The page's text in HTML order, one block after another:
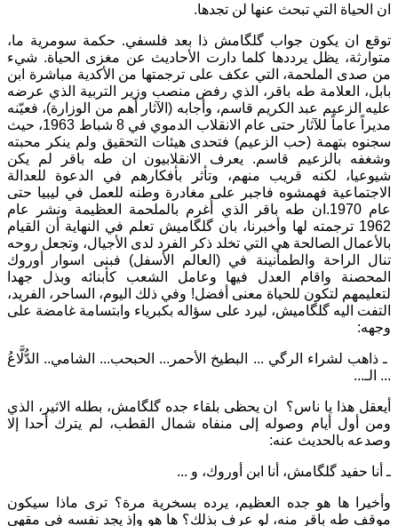
ان الحياة التي تبحث عنها لن تجدها.
توقع ان يكون جواب گلگامش ذا بعد فلسفي. حكمة سومرية ما،
متوارثة، يظل يرددها كلما دارت الأحاديث عن مغزى الحياة. شيء
من صدى الملحمة، التي عكف على ترجمتها من الأكدية مباشرة ابن
بابل، العلامة طه باقر، الذي رفض منصب وزير التربية الذي عرضه
عليه الزعيم عبد الكريم قاسم، وأجابه (الآثار أهم من الوزارة)، فعيّنه
مديراً عاماً للآثار حتى عام الانقلاب الدموي في 8 شباط 1963، حيث
سجنوه بتهمة (حب الزعيم) فتحدى هيئات التحقيق ولم ينكر محبته
وشغفه بالزعيم قاسم. يعرف الانقلابيون ان طه باقر لم يكن
شيوعيا، لكنه قريب منهم، وتأثر بأفكارهم في الدعوة للعدالة
الاجتماعية فهمشوه فاجبر على مغادرة وطنه للعمل في ليبيا حتى
عام 1970.ان طه باقر الذي أُغرم بالملحمة العظيمة ونشر عام
1962 ترجمته لها وأخبرنا، بان گلگاميش تعلم في النهاية أن القيام
بالأعمال الصالحة هي التي تخلد ذكر الفرد لدى الأجيال، وتجعل روحه
تنال الراحة والطمأنينة في (العالم الأسفل) فبنى اسوار أوروك
المحصنة واقام العدل فيها وعامل الشعب كأبنائه وبذل جهدا
لتعليمهم لتكون للحياة معنى أفضل! وفي ذلك اليوم، الساحر، الفريد،
التفت اليه گلگاميش، ليرد على سؤاله بكبرياء وابتسامة غامضة على
وجهه:
ـ ذاهب لشراء الرگي ... البطيخ الأحمر... الحبحب... الشامي.. الدُّلَّاعُ
... الـ...
أيعقل هذا يا ناس؟ ان يحظى بلقاء جده گلگامش، بطله الاثير، الذي
ومن أول أيام وصوله إلى منفاه شمال القطب، لم يترك أحدا إلا
وصدعه بالحديث عنه:
ـ أنا حفيد گلگامش، أنا ابن أوروك، و ...
وأخيرا ها هو جده العظيم، يرده بسخرية مرة؟ ترى ماذا سيكون
موقف طه باقر منه، لو عرف بذلك؟ ها هو وإذ يجد نفسه في مقهى